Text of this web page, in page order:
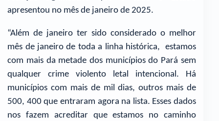
apresentou no mês de janeiro de 2025.
“Além de janeiro ter sido considerado o melhor
mês de janeiro de toda a linha histórica, estamos
com mais da metade dos municípios do Pará sem
qualquer crime violento letal intencional. Há
municípios com mais de mil dias, outros mais de
500, 400 que entraram agora na lista. Esses dados
nos fazem acreditar que estamos no caminho